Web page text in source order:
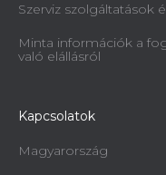
Szerviz szolgáltatások
Minta információk a
való elállásról
Kapcsolatok
Magyarország